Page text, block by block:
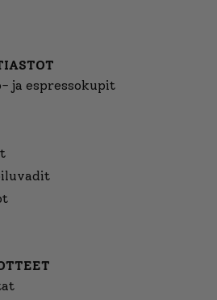
ja espressokupit